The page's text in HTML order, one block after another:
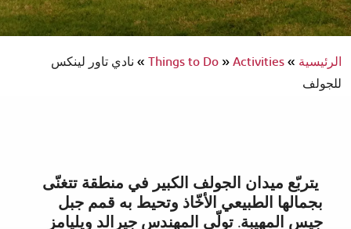
الرئيسية»
Things to Do»Activities
»نادي تاور لينكس
للجولف
يتربّع ميدان الجولف الكبير في منطقة تتغنّى
بجمالها الطبيعي الأخّاذ وتحيط به قمم جبل
جيس المهيبة. تولّى المهندس جيرالد ويليامز